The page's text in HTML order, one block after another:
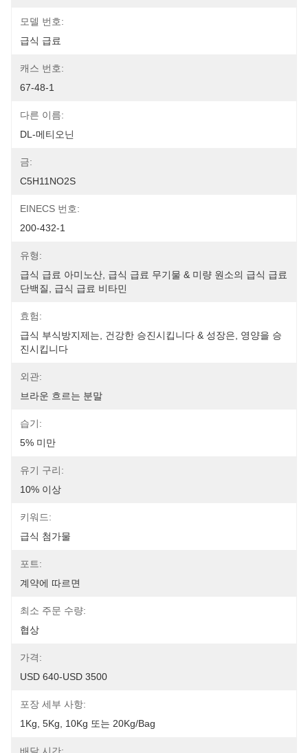
모델 번호:
급식 급료
캐스 번호:
67-48-1
다른 이름:
DL-메티오닌
금:
C5H11NO2S
EINECS 번호:
200-432-1
유형:
급식 급료 아미노산, 급식 급료 무기물 & 미량 원소의 급식 급료
단백질, 급식 급료 비타민
효험:
급식 부식방지제는, 건강한 승진시킵니다 & 성장은, 영양을 승
진시킵니다
외관:
브라운 흐르는 분말
습기:
5% 미만
유기 구리:
10% 이상
키워드:
급식 첨가물
포트:
계약에 따르면
최소 주문 수량:
협상
가격:
USD 640-USD 3500
포장 세부 사항:
1Kg, 5Kg, 10Kg 또는 20Kg/Bag